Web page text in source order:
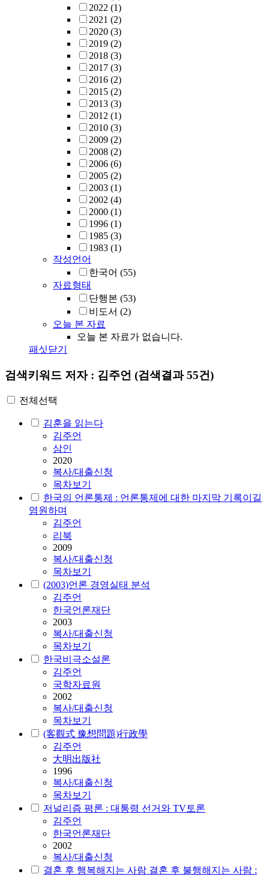
2022 (1)
2021 (2)
2020 (3)
2019 (2)
2018 (3)
2017 (3)
2016 (2)
2015 (2)
2013 (3)
2012 (1)
2010 (3)
2009 (2)
2008 (2)
2006 (6)
2005 (2)
2003 (1)
2002 (4)
2000 (1)
1996 (1)
1985 (3)
1983 (1)
작성언어
한국어 (55)
자료형태
단행본 (53)
비도서 (2)
오늘 본 자료
오늘 본 자료가 없습니다.
패싯닫기
검색키워드 저자 : 김주언 (검색결과 55건)
전체선택
김훈을 읽는다
김주언
삼인
2020
복사/대출신청
목차보기
한국의 언론통제 : 언론통제에 대한 마지막 기록이길
염원하며
김주언
리북
2009
복사/대출신청
목차보기
(2003)언론 경영실태 분석
김주언
한국언론재단
2003
복사/대출신청
목차보기
한국비극소설론
김주언
국학자료원
2002
복사/대출신청
목차보기
(客觀式 豫想問題)行政學
김주언
大明出版社
1996
복사/대출신청
목차보기
저널리즘 평론 : 대통령 선거와 TV토론
김주언
한국언론재단
2002
복사/대출신청
결혼 후 행복해지는 사람 결혼 후 불행해지는 사람 :